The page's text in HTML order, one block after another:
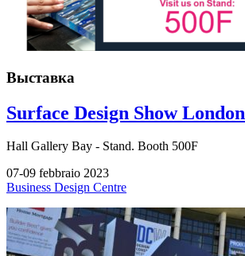
Выставка
Surface Design Show London
Hall Gallery Bay - Stand. Booth 500F
07-09 febbraio 2023
Business Design Centre